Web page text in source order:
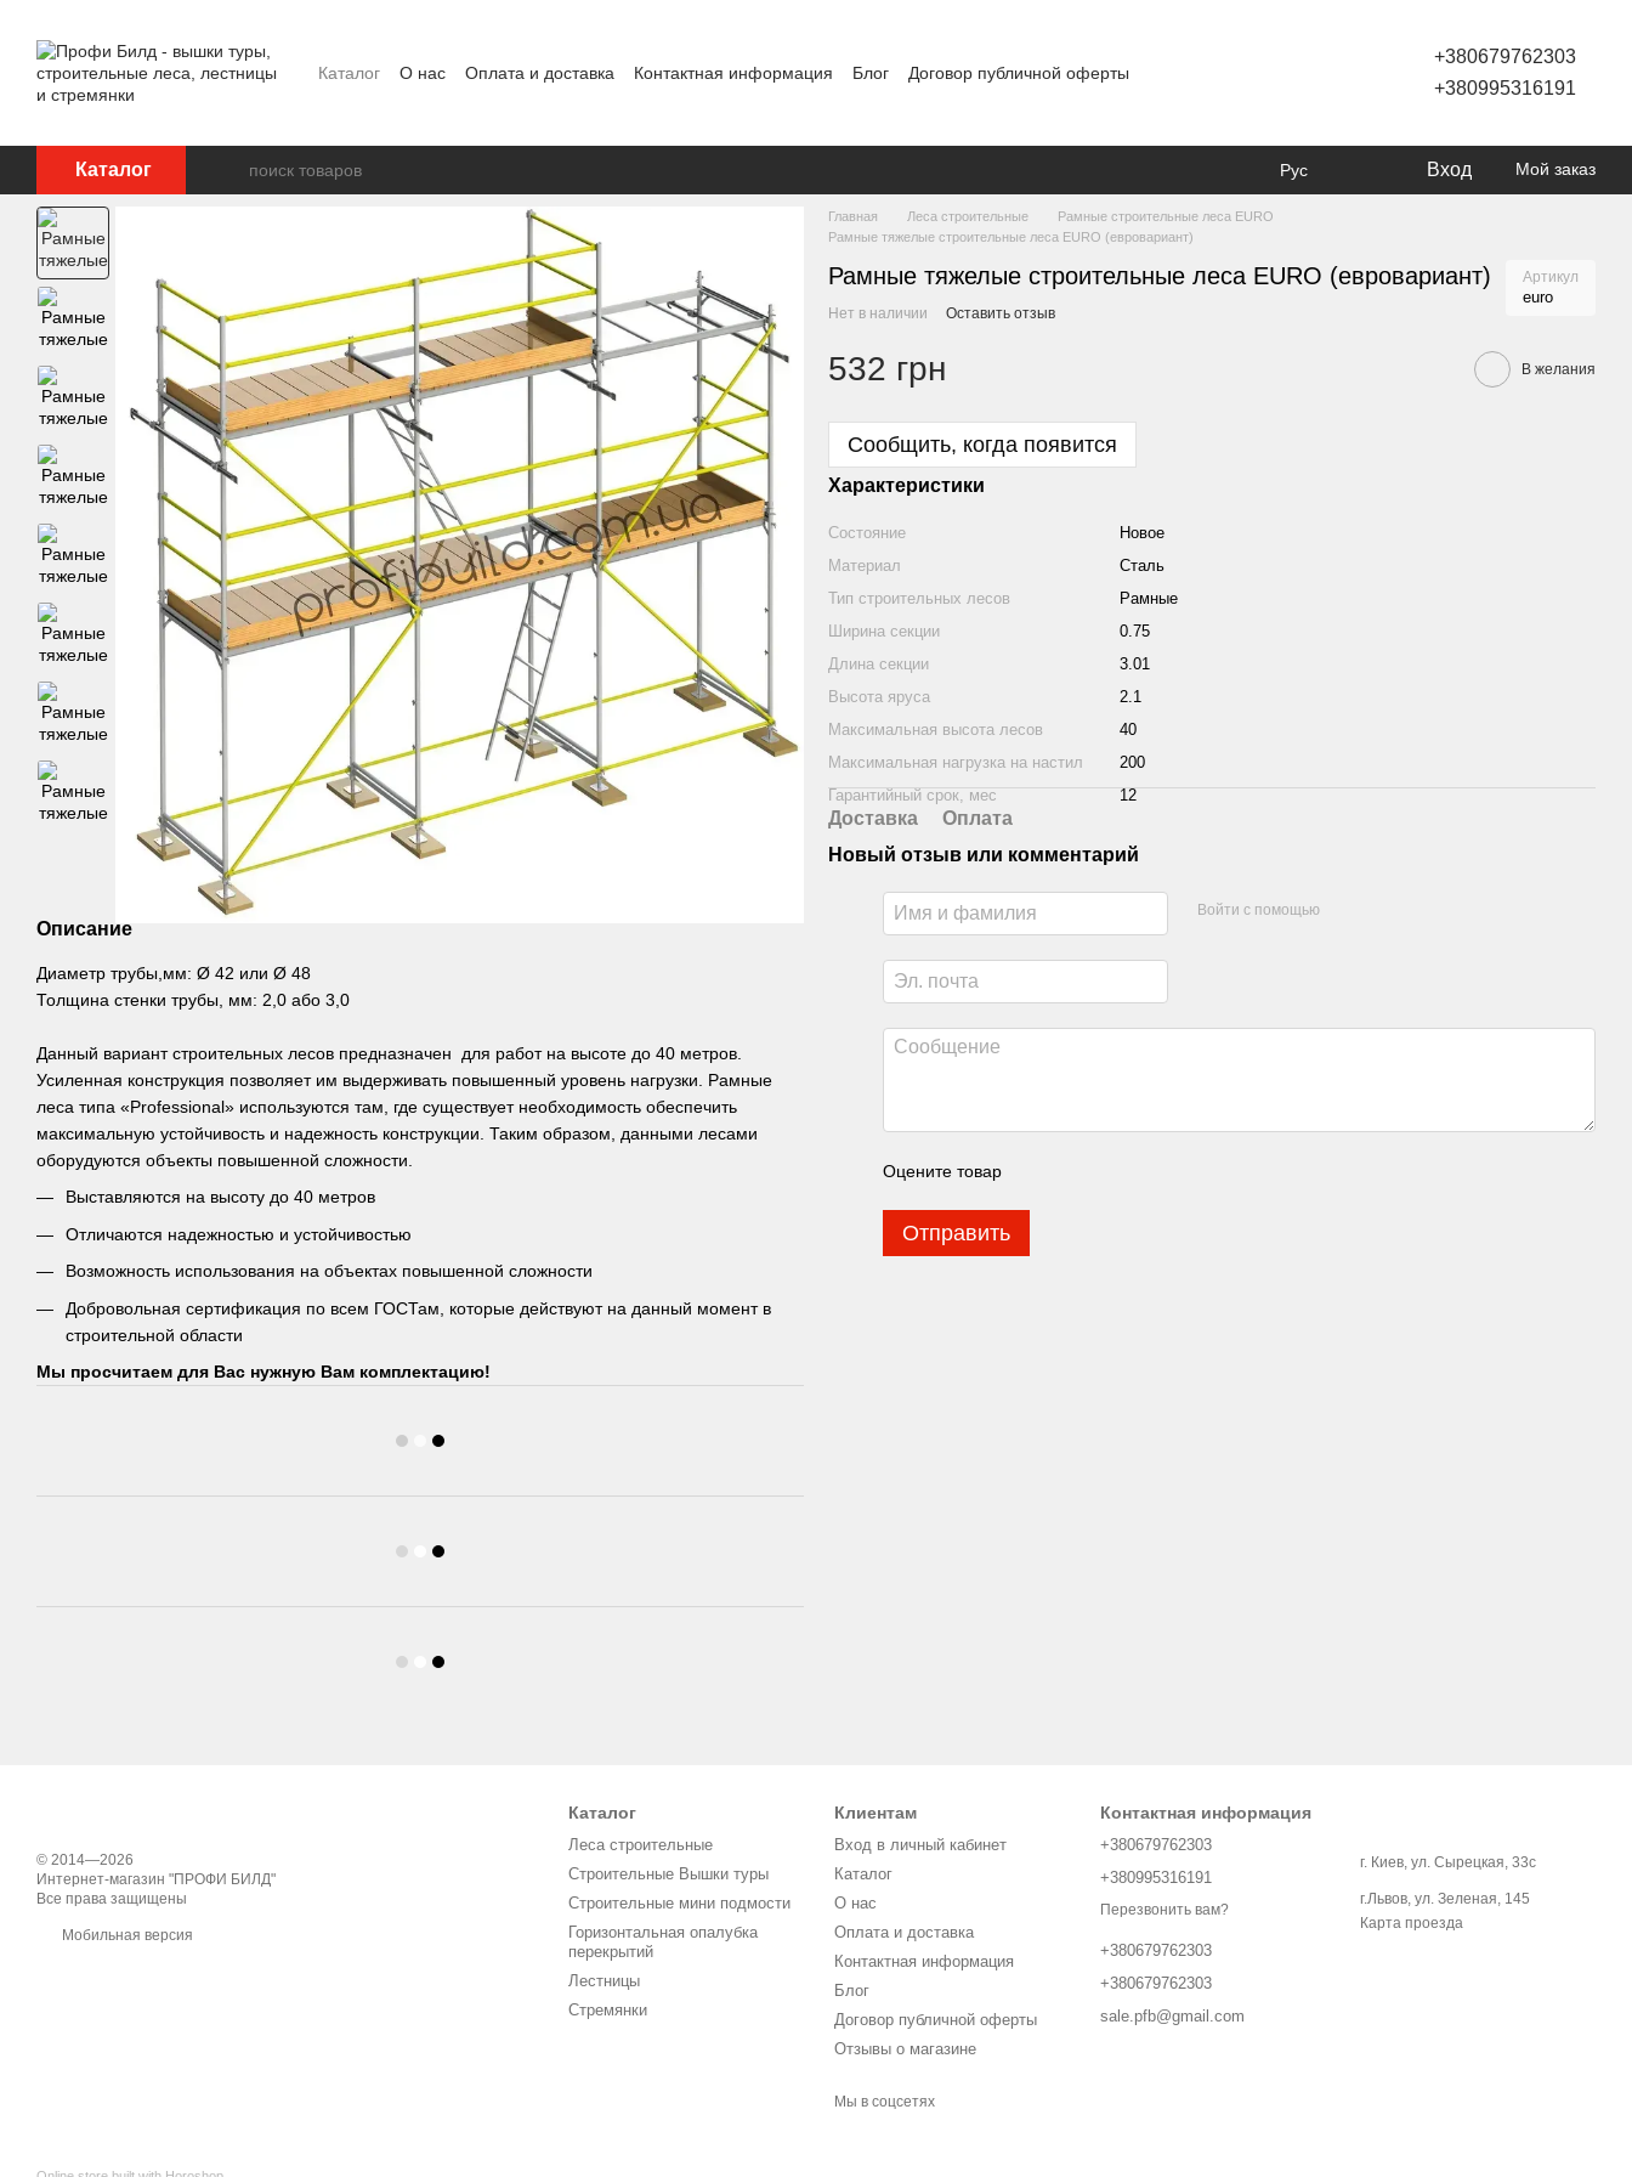
Каталог О нас Оплата и доставка Контактная информация Блог
Договор публичной оферты
+380679762303
+380995316191
Каталог Рус Вход Мой заказ
Описание
Диаметр трубы,мм: Ø 42 или Ø 48
Толщина стенки трубы, мм: 2,0 або 3,0
Данный вариант строительных лесов предназначен для работ на высоте до 40 метров.
Усиленная конструкция позволяет им выдерживать повышенный уровень нагрузки. Рамные
леса типа «Professional» используются там, где существует необходимость обеспечить
максимальную устойчивость и надежность конструкции. Таким образом, данными лесами
оборудуются объекты повышенной сложности.
Выставляются на высоту до 40 метров
Отличаются надежностью и устойчивостью
Возможность использования на объектах повышенной сложности
Добровольная сертификация по всем ГОСТам, которые действуют на данный момент в
строительной области
Мы просчитаем для Вас нужную Вам комплектацию!
Главная Леса строительные
Рамные строительные леса EURO
Рамные тяжелые строительные леса EURO (евровариант)
Рамные тяжелые строительные леса EURO (евровариант) Артикул
euro
Нет в наличии Оставить отзыв
532 грн В желания
Сообщить, когда появится
Характеристики
Состояние
Новое
Материал
Сталь
Тип строительных лесов
Рамные
Ширина секции
0.75
Длина секции
3.01
Высота яруса
2.1
Максимальная высота лесов
40
Максимальная нагрузка на настил
200
Гарантийный срок, мес
12
Доставка
Оплата
Новый отзыв или комментарий
Войти с помощью
Оцените товар
Отправить
© 2014—2026
Интернет-магазин "ПРОФИ БИЛД"
Все права защищены
Мобильная версия
Каталог
Леса строительные
Строительные Вышки туры
Строительные мини подмости
Горизонтальная опалубка
перекрытий
Лестницы
Стремянки
Клиентам
Вход в личный кабинет
Каталог
О нас
Оплата и доставка
Контактная информация
Блог
Договор публичной оферты
Отзывы о магазине
Мы в соцсетях
Контактная информация
+380679762303
+380995316191
Перезвонить вам?
+380679762303
+380679762303
sale.pfb@gmail.com
г. Киев, ул. Сырецкая, 33с
г.Львов, ул. Зеленая, 145
Карта проезда